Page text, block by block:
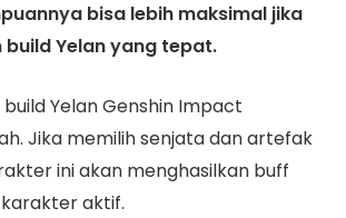
bisa lebih maksimal jika
Yelan yang tepat.
Yelan Genshin Impact
Jika memilih senjata dan artefak
ini akan menghasilkan buff
aktif.